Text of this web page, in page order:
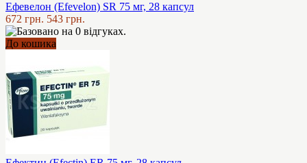
Ефевелон (Efevelon) SR 75 мг, 28 капсул
672 грн. 543 грн.
До кошика